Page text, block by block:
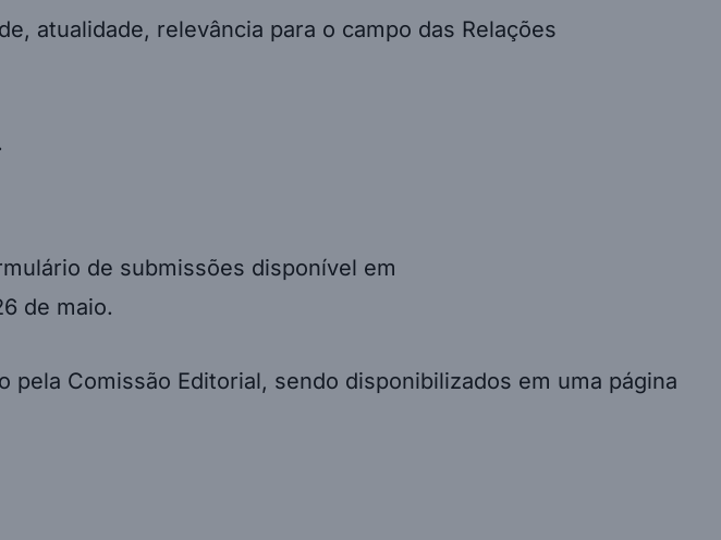
atualidade, relevância para o campo das Relações
de submissões disponível em
de maio.
Comissão Editorial, sendo disponibilizados em uma página